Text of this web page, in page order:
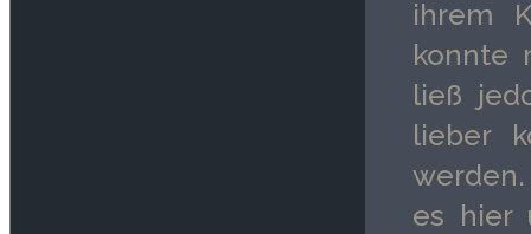
ihrem
konnte
ließ
lieber
es hier